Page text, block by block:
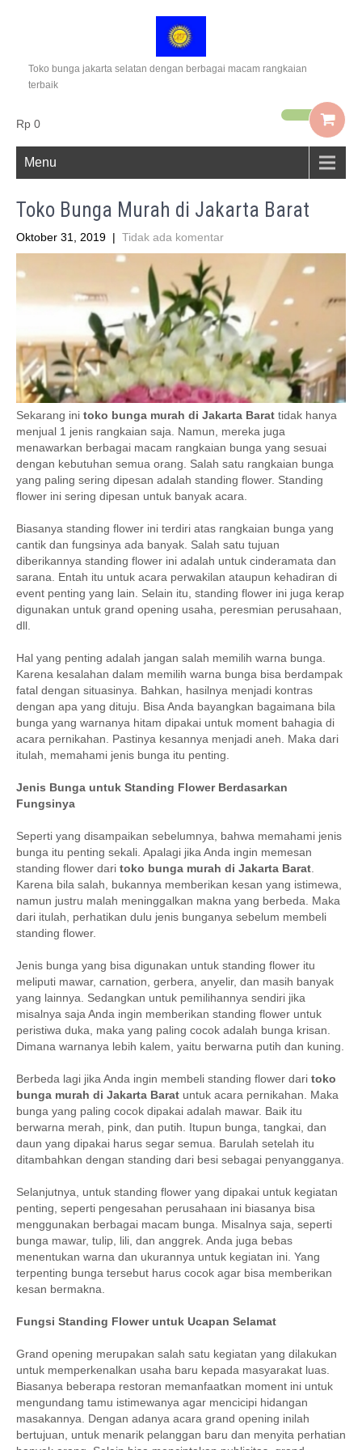
Toko bunga jakarta selatan dengan berbagai macam rangkaian
terbaik
Rp 0
Menu
Toko Bunga Murah di Jakarta Barat
Oktober 31, 2019 | Tidak ada komentar
Sekarang ini toko bunga murah di Jakarta Barat tidak hanya
menjual 1 jenis rangkaian saja. Namun, mereka juga
menawarkan berbagai macam rangkaian bunga yang sesuai
dengan kebutuhan semua orang. Salah satu rangkaian bunga
yang paling sering dipesan adalah standing flower. Standing
flower ini sering dipesan untuk banyak acara.
Biasanya standing flower ini terdiri atas rangkaian bunga yang
cantik dan fungsinya ada banyak. Salah satu tujuan
diberikannya standing flower ini adalah untuk cinderamata dan
sarana. Entah itu untuk acara perwakilan ataupun kehadiran di
event penting yang lain. Selain itu, standing flower ini juga kerap
digunakan untuk grand opening usaha, peresmian perusahaan,
dll.
Hal yang penting adalah jangan salah memilih warna bunga.
Karena kesalahan dalam memilih warna bunga bisa berdampak
fatal dengan situasinya. Bahkan, hasilnya menjadi kontras
dengan apa yang dituju. Bisa Anda bayangkan bagaimana bila
bunga yang warnanya hitam dipakai untuk moment bahagia di
acara pernikahan. Pastinya kesannya menjadi aneh. Maka dari
itulah, memahami jenis bunga itu penting.
Jenis Bunga untuk Standing Flower Berdasarkan
Fungsinya
Seperti yang disampaikan sebelumnya, bahwa memahami jenis
bunga itu penting sekali. Apalagi jika Anda ingin memesan
standing flower dari toko bunga murah di Jakarta Barat
Karena bila salah, bukannya memberikan kesan yang istimewa,
namun justru malah meninggalkan makna yang berbeda. Maka
dari itulah, perhatikan dulu jenis bunganya sebelum membeli
standing flower.
Jenis bunga yang bisa digunakan untuk standing flower itu
meliputi mawar, carnation, gerbera, anyelir, dan masih banyak
yang lainnya. Sedangkan untuk pemilihannya sendiri jika
misalnya saja Anda ingin memberikan standing flower untuk
peristiwa duka, maka yang paling cocok adalah bunga krisan.
Dimana warnanya lebih kalem, yaitu berwarna putih dan kuning.
Berbeda lagi jika Anda ingin membeli standing flower dari toko
bunga murah di Jakarta Barat untuk acara pernikahan. Maka
bunga yang paling cocok dipakai adalah mawar. Baik itu
berwarna merah, pink, dan putih. Itupun bunga, tangkai, dan
daun yang dipakai harus segar semua. Barulah setelah itu
ditambahkan dengan standing dari besi sebagai penyangganya.
Selanjutnya, untuk standing flower yang dipakai untuk kegiatan
penting, seperti pengesahan perusahaan ini biasanya bisa
menggunakan berbagai macam bunga. Misalnya saja, seperti
bunga mawar, tulip, lili, dan anggrek. Anda juga bebas
menentukan warna dan ukurannya untuk kegiatan ini. Yang
terpenting bunga tersebut harus cocok agar bisa memberikan
kesan bermakna.
Fungsi Standing Flower untuk Ucapan Selamat
Grand opening merupakan salah satu kegiatan yang dilakukan
untuk memperkenalkan usaha baru kepada masyarakat luas.
Biasanya beberapa restoran memanfaatkan moment ini untuk
mengundang tamu istimewanya agar mencicipi hidangan
masakannya. Dengan adanya acara grand opening inilah
bertujuan, untuk menarik pelanggan baru dan menyita perhatian